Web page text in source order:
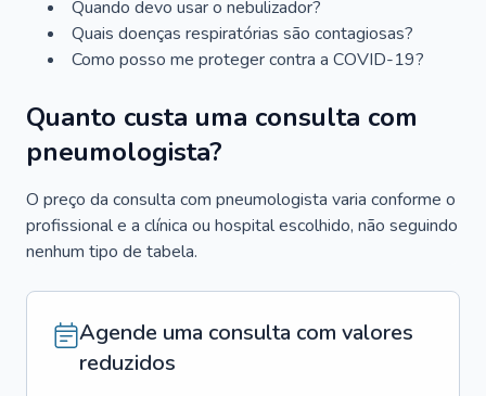
Quando devo usar o nebulizador?
Quais doenças respiratórias são contagiosas?
Como posso me proteger contra a COVID-19?
Quanto custa uma consulta com
pneumologista?
O preço da consulta com pneumologista varia conforme o
profissional e a clínica ou hospital escolhido, não seguindo
nenhum tipo de tabela.
Agende uma consulta com valores
reduzidos